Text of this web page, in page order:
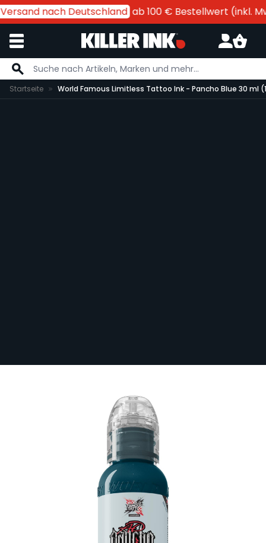
nach Deutschlandab 100 € Bestellwert (inkl.
Zum Inhalt springen
Startseite World Famous Limitless Tattoo Ink - Pancho Blue 30 ml
Deutschland ab 100 € Bestellwert (inkl.
Sichere dir 20 % Rabatt auf World Famous
Limitless, Kuro Sumi Imperial & Perma Blend Luxe
mit dem CodeINKS20! Mehr Erfahren
World Famous Limitless Tattoo Ink -
Pancho Blue 30 ml (1 oz)